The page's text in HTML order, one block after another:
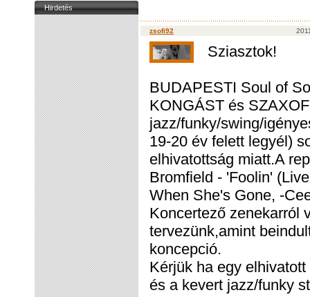
Hirdetés
zsofi92
Sziasztok!
BUDAPESTI Soul of
KONGÁST és
jazz/funky/swing/
19-20 év felett legyél)
elhivatottság miatt.A
Bromfield - 'Foolin'
When She's Gone, -
Koncertező zenekarról
tervezünk,amint
koncepció.
Kérjük ha egy
és a kevert jazz/funky